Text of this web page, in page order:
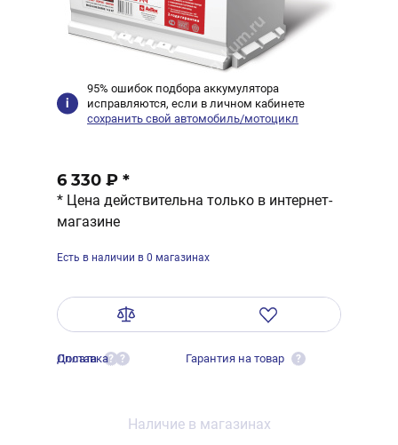
95% ошибок подбора аккумулятора
исправляются, если в личном кабинете
сохранить свой автомобиль/мотоцикл
6 330 ₽ *
* Цена действительна только в интернет-
магазине
Есть в наличии в 0 магазинах
Оплата ?
Доставка ? Гарантия на товар ?
Наличие в магазинах